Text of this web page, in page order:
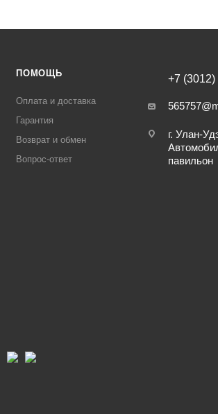
ПОМОЩЬ
Оплата и доставка
Гарантия
Возврат и обмен
Вопрос-ответ
+7 (3012)
г. Улан-
павильон